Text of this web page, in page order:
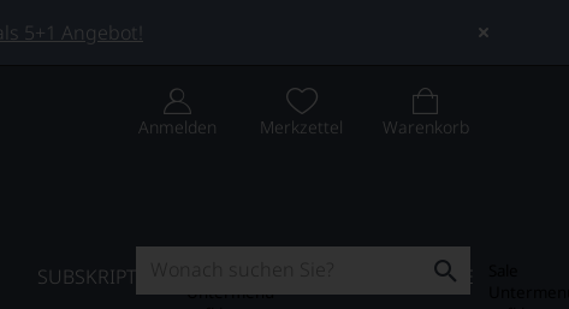
5+1 Angebot!
Anmelden Merkzettel Warenkorb
SUBSKRIPTION
Untermenü
SALE